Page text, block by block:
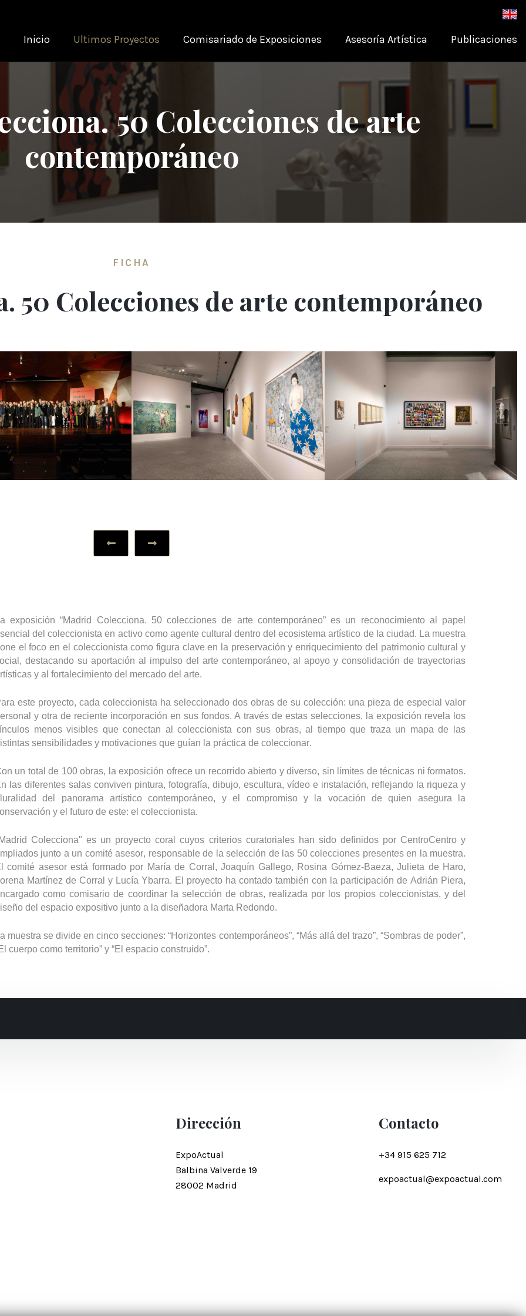
Inicio Ultimos Proyectos Comisariado de Exposiciones Asesoría Artística Publicaciones
50 Colecciones de arte
contemporáneo
FICHA
50 Colecciones de arte contemporáneo
‹ ›
exposición “Madrid Colecciona. 50 colecciones de arte contemporáneo” es un reconocimiento al papel
del coleccionista en activo como agente cultural dentro del ecosistema artístico de la ciudad. La muestra
el foco en el coleccionista como figura clave en la preservación y enriquecimiento del patrimonio cultural y
destacando su aportación al impulso del arte contemporáneo, al apoyo y consolidación de trayectorias
y al fortalecimiento del mercado del arte.
este proyecto, cada coleccionista ha seleccionado dos obras de su colección: una pieza de especial valor
y otra de reciente incorporación en sus fondos. A través de estas selecciones, la exposición revela los
menos visibles que conectan al coleccionista con sus obras, al tiempo que traza un mapa de las
sensibilidades y motivaciones que guían la práctica de coleccionar.
un total de 100 obras, la exposición ofrece un recorrido abierto y diverso, sin límites de técnicas ni formatos.
las diferentes salas conviven pintura, fotografía, dibujo, escultura, vídeo e instalación, reflejando la riqueza y
del panorama artístico contemporáneo, y el compromiso y la vocación de quien asegura la
y el futuro de este: el coleccionista.
Colecciona" es un proyecto coral cuyos criterios curatoriales han sido definidos por CentroCentro y
junto a un comité asesor, responsable de la selección de las 50 colecciones presentes en la muestra.
comité asesor está formado por María de Corral, Joaquín Gallego, Rosina Gómez-Baeza, Julieta de Haro,
Martínez de Corral y Lucía Ybarra. El proyecto ha contado también con la participación de Adrián Piera,
como comisario de coordinar la selección de obras, realizada por los propios coleccionistas, y del
del espacio expositivo junto a la diseñadora Marta Redondo.
muestra se divide en cinco secciones: “Horizontes contemporáneos”, “Más allá del trazo”, “Sombras de poder”,
cuerpo como territorio” y “El espacio construido”.
Dirección
ExpoActual
Balbina Valverde 19
28002 Madrid
Contacto
+34 915 625 712
expoactual@expoactual.com